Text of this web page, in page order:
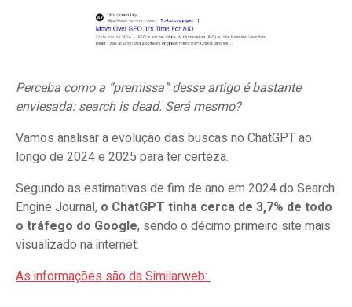
Perceba como a “premissa” desse artigo é bastante
enviesada: search is dead. Será mesmo?
Vamos analisar a evolução das buscas no ChatGPT ao
longo de 2024 e 2025 para ter certeza.
Segundo as estimativas de fim de ano em 2024 do Search
Engine Journal, o ChatGPT tinha cerca de 3,7% de todo
o tráfego do Google, sendo o décimo primeiro site mais
visualizado na internet.
As informações são da Similarweb: